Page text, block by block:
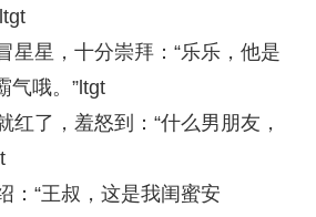
星，十分崇拜：“乐乐，他是
气哦。”ltgt
了，羞怒到：“什么男朋友，
“王叔，这是我闺蜜安